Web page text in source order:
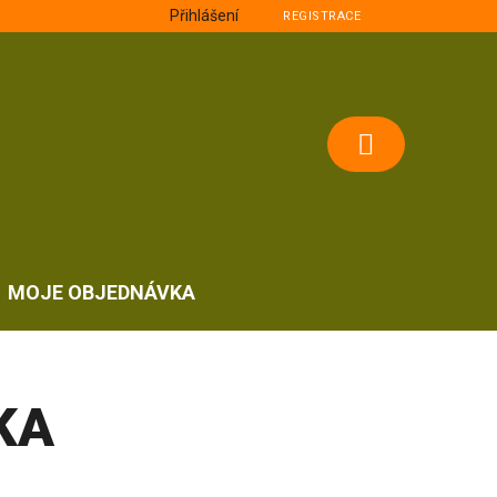
Přihlášení REGISTRACE
NÁKUPNÍ
MOJE OBJEDNÁVKA